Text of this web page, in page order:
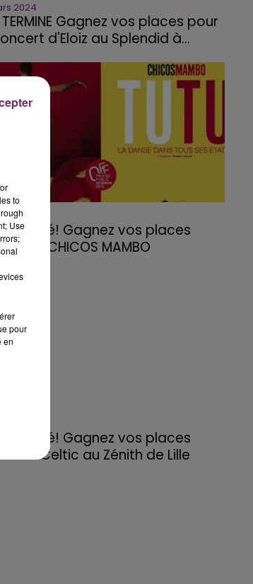
2024
TERMINE Gagnez vos places pour
d'Eloiz au Splendid à...
2024
terminé! Gagnez vos places
TUTU CHICOS MAMBO
terminé! Gagnez vos places
Irish Celtic au Zénith de Lille
to
Use
pour
en